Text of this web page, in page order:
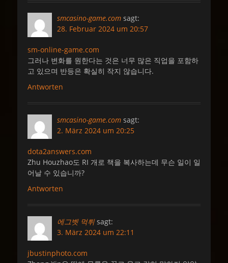
smcasino-game.com sagt:
28. Februar 2024 um 20:57
sm-online-game.com
그러나 변화를 원한다는 것은 너무 많은 직업을 포함하
고 있으며 반등은 확실히 작지 않습니다.
Antworten
smcasino-game.com sagt:
2. März 2024 um 20:25
dota2answers.com
Zhu Houzhao도 RI 개로 책을 복사하는데 무슨 일이 일
어날 수 있습니까?
Antworten
에그벳 먹튀 sagt:
3. März 2024 um 22:11
jbustinphoto.com